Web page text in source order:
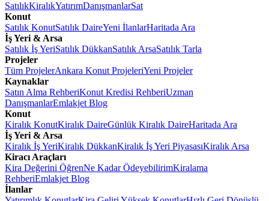
SatılıkKiralıkYatırımDanışmanlarSat
Konut
Satılık KonutSatılık DaireYeni İlanlarHaritada Ara
İş Yeri & Arsa
Satılık İş YeriSatılık DükkanSatılık ArsaSatılık Tarla
Projeler
Tüm ProjelerAnkara Konut ProjeleriYeni Projeler
Kaynaklar
Satın Alma RehberiKonut Kredisi RehberiUzman
DanışmanlarEmlakjet Blog
Konut
Kiralık KonutKiralık DaireGünlük Kiralık DaireHaritada Ara
İş Yeri & Arsa
Kiralık İş YeriKiralık DükkanKiralık İş Yeri PiyasasıKiralık Arsa
Kiracı Araçları
Kira Değerini ÖğrenNe Kadar ÖdeyebilirimKiralama
RehberiEmlakjet Blog
İlanlar